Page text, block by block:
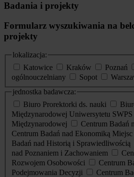
Badania i projekty
Formularz wyszukiwania na
projekty
lokalizacja:
Katowice
Kraków Poznań
ogólnouczelniany
Sopot
jednostka badawcza:
Biuro Prorektorki ds. nauki
Międzynarodowej Uniwersytetu SWPS
Międzynarodowej
Centrum Badań
Centrum Badań nad Ekonomiką Miejsc
Badań nad Historią i Sprawiedliwością
nad Poznaniem i Zachowaniem
Rozwojem Osobowości
Centrum
Podejmowania Decyzji
Centrum